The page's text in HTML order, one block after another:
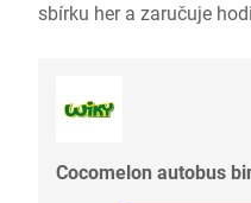
sbírku her a zaručuje
Cocomelon autobus